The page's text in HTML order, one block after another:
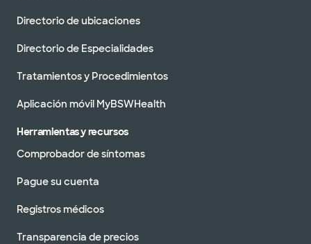
Directorio de ubicaciones
Directorio de Especialidades
Tratamientos y Procedimientos
Aplicación móvil MyBSWHealth
Herramientas y recursos
Comprobador de síntomas
Pague su cuenta
Registros médicos
Transparencia de precios